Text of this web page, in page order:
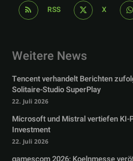
RSS X
Weitere News
Tencent verhandelt Berichten
Solitaire-Studio SuperPlay
22. Juli 2026
Microsoft und Mistral vertiefen
Investment
22. Juli 2026